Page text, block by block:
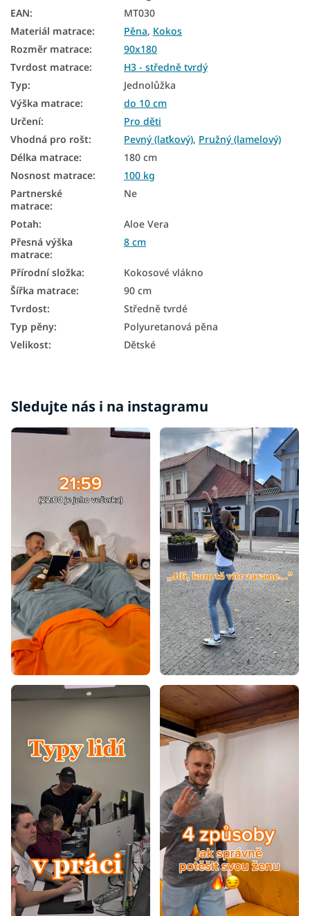
Matrace podle tvrdosti
Tvrdé matrace
Dětské matrace podle rozměru
Dětské matrace podle materiálu
Dětské kokosové matrace
Dětské nezónované matrace
Matrace tvrdost H3
EAN:
MT030
Materiál matrace: Pěna, Kokos
Rozměr matrace:
90x180
Tvrdost matrace:
H3 - středně tvrdý
Typ:
Jednolůžka
Výška matrace:
do 10 cm
Určení:
Pro děti
Vhodná pro rošt: Pevný (laťkový), Pružný (lamelový)
Délka matrace:
180 cm
Nosnost matrace:
100 kg
Partnerské
matrace:
Ne
Potah:
Aloe Vera
Přesná výška
matrace:
8 cm
Přírodní složka:
Kokosové vlákno
Šířka matrace:
90 cm
Tvrdost:
Středně tvrdé
Typ pěny:
Polyuretanová pěna
Velikost: Dětské
Sledujte nás i na instagramu